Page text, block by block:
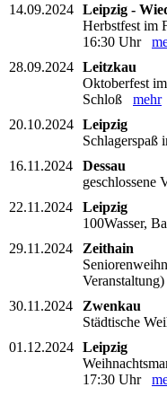
14.09.2024 Leipzig -
Herbstfest im
16:30 Uhr
28.09.2024 Leitzkau
Oktoberfest
Schloß mehr
20.10.2024 Leipzig
Schlagerspaß
16.11.2024
Dessau
geschlossene
22.11.2024
Leipzig
100Wasser,
29.11.2024
Zeithain
Veranstaltung)
30.11.2024
Zwenkau
Städtische
01.12.2024 Leipzig
17:30 Uhr